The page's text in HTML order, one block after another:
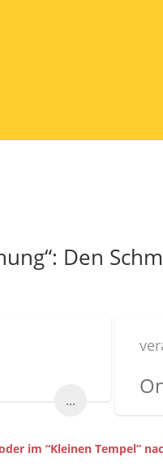
Den
...
im “Kleinen Tempel”